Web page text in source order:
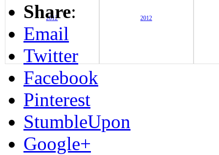
Share:
Email
Twitter
Facebook
Pinterest
StumbleUpon
Google+